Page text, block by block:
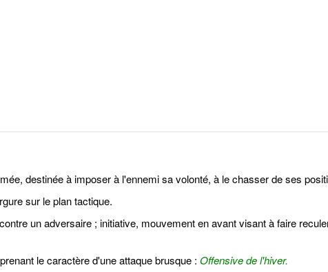
destinée à imposer à l'ennemi sa volonté, à le chasser de ses
sur le plan tactique.
un adversaire ; initiative, mouvement en avant visant à faire
le caractère d'une attaque brusque : Offensive de l'hiver.